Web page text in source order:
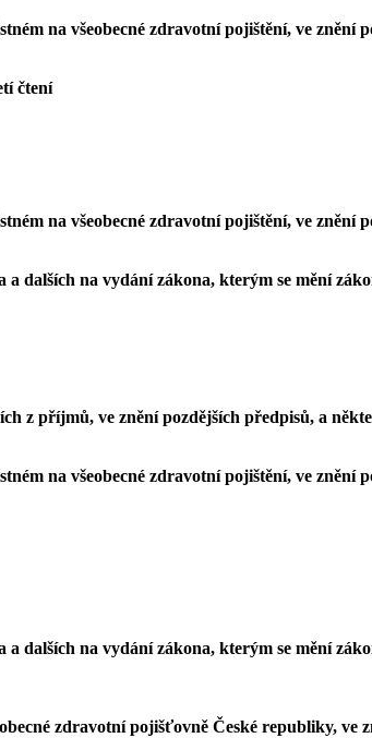
na všeobecné zdravotní pojištění, ve znění
čtení
na všeobecné zdravotní pojištění, ve znění
na vydání zákona, kterým se mění
z příjmů, ve znění pozdějších předpisů, a
na všeobecné zdravotní pojištění, ve znění
na vydání zákona, kterým se mění
zdravotní pojišťovně České republiky, ve